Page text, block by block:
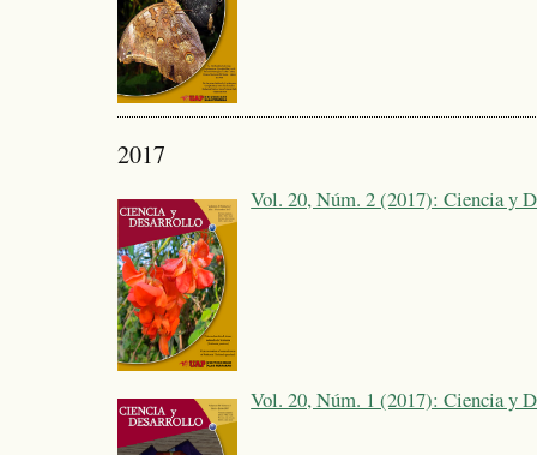
2017
Vol. 20, Núm. 2 (2017): Ciencia y
Vol. 20, Núm. 1 (2017): Ciencia y